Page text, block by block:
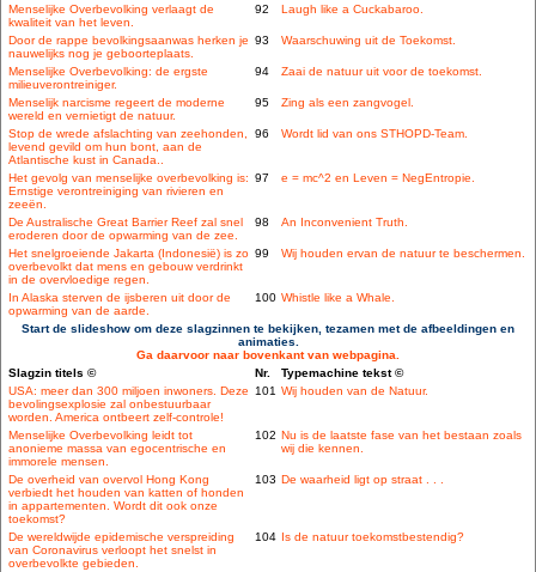
Menselijke Overbevolking verlaagt de
kwaliteit van het leven.
92 Laugh like a Cuckabaroo.
Door de rappe bevolkingsaanwas herken je
nauwelijks nog je geboorteplaats.
93 Waarschuwing uit de Toekomst.
Menselijke Overbevolking: de ergste
milieuverontreiniger.
94 Zaai de natuur uit voor de toekomst.
Menselijk narcisme regeert de moderne
wereld en vernietigt de natuur.
95 Zing als een zangvogel.
Stop de wrede afslachting van zeehonden,
levend gevild om hun bont, aan de
Atlantische kust in Canada..
96 Wordt lid van ons STHOPD-Team.
Het gevolg van menselijke overbevolking is:
Ernstige verontreiniging van rivieren en
zeeën.
97 e = mc^2 en Leven = NegEntropie.
De Australische Great Barrier Reef zal snel
eroderen door de opwarming van de zee.
98 An Inconvenient Truth.
Het snelgroeiende Jakarta (Indonesië) is zo
overbevolkt dat mens en gebouw verdrinkt
in de overvloedige regen.
99 Wij houden ervan de natuur te beschermen.
In Alaska sterven de ijsberen uit door de
opwarming van de aarde.
100 Whistle like a Whale.
Start de slideshow om deze slagzinnen te bekijken, tezamen met de afbeeldingen en
animaties.
Ga daarvoor naar bovenkant van webpagina.
Slagzin titels ©
Nr.
Typemachine tekst ©
USA: meer dan 300 miljoen inwoners. Deze
bevolingsexplosie zal onbestuurbaar
worden. America ontbeert zelf-controle!
101 Wij houden van de Natuur.
Menselijke Overbevolking leidt tot
anonieme massa van egocentrische en
immorele mensen.
102 Nu is de laatste fase van het bestaan zoals
wij die kennen.
De overheid van overvol Hong Kong
verbiedt het houden van katten of honden
in appartementen. Wordt dit ook onze
toekomst?
103 De waarheid ligt op straat . . .
De wereldwijde epidemische verspreiding
van Coronavirus verloopt het snelst in
overbevolkte gebieden.
104 Is de natuur toekomstbestendig?